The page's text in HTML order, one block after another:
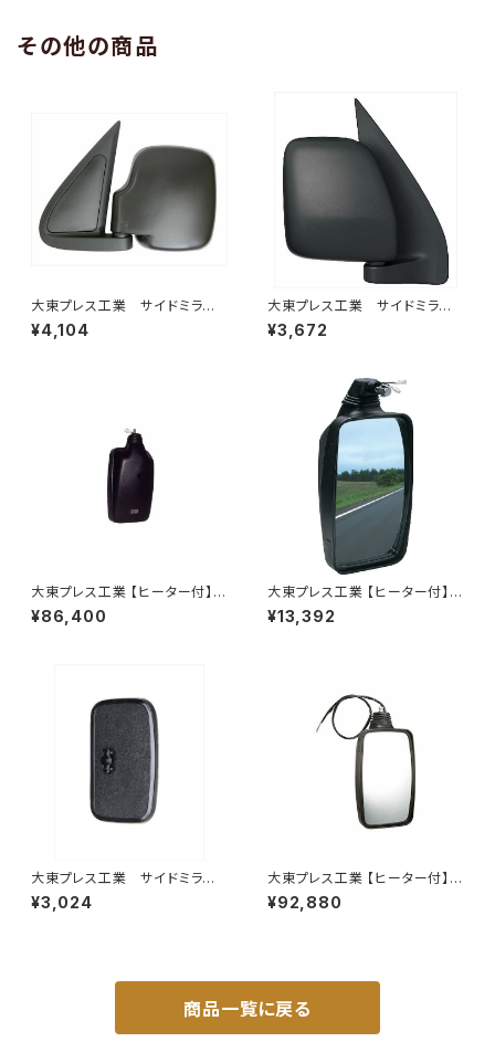
その他の商品
大東プレス工業 サイドミラー/
バックミラー ダイハツ ハイ
ゼット 左 99年～ DI-647
¥4,104
大東プレス工業 サイドミラー/
バックミラー ダイハツ ハイ
ゼットカーゴ 右 06年～ DI-
¥3,672
大東プレス工業 【ヒーター付】ハ
イウェイリモコンミラー DI-722
1CXE
¥86,400
大東プレス工業 【ヒーター付】ハ
イウェイミラー ヒーター付800
¥13,392
大東プレス工業 サイドミラー/
バックミラー 日産 バネット8
0~ DI-55
¥3,024
大東プレス工業 【ヒーター付】
ハイウェイミラー リモコン+ヒー
ター付 DI-6121CXE
¥92,880
商品一覧に戻る